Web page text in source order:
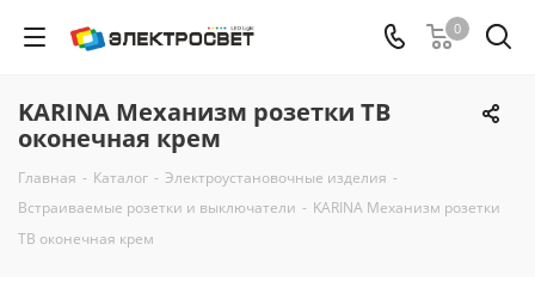
0
KARINA Механизм розетки ТВ
оконечная крем
Главная - Каталог - Электроустановочные изделия -
Встраиваемые розетки и выключатели - KARINA Механизм розетки
ТВ оконечная крем